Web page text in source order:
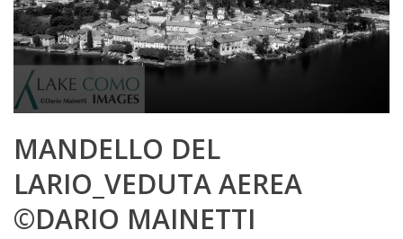
MANDELLO DEL
LARIO_VEDUTA AEREA
©DARIO MAINETTI